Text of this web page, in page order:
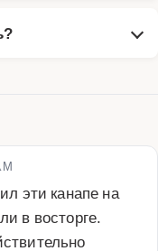
эти канапе на
в восторге.